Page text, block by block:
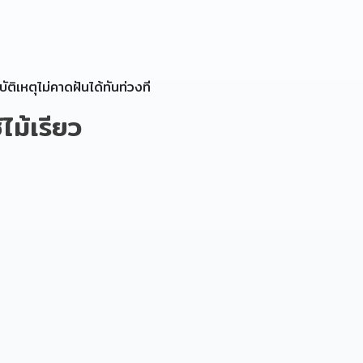
เหตุไม่คาดฝันได้ทันท่วงที
เรียว